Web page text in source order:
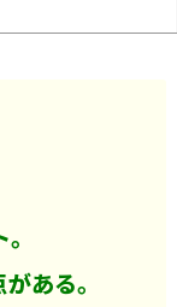
ある。